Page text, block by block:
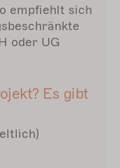
empfiehlt sich
oder UG
Es gibt